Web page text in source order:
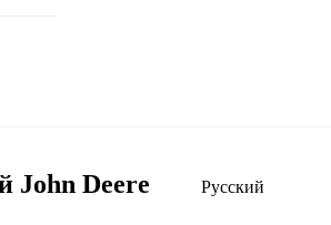
John Deere
Русский